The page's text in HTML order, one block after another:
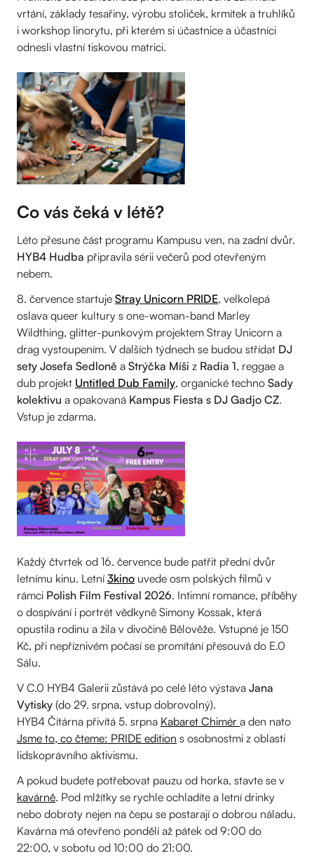
vrtání, základy tesařiny, výrobu stoliček, krmítek a truhlíků
i workshop linorytu, při kterém si účastnice a účastníci
odnesli vlastní tiskovou matrici.
Co vás čeká v létě?
Léto přesune část programu Kampusu ven, na zadní dvůr.
HYB4 Hudba připravila sérii večerů pod otevřeným
nebem.
8. července startuje Stray Unicorn PRIDE, velkolepá
oslava queer kultury s one-woman-band Marley
Wildthing, glitter-punkovým projektem Stray Unicorn a
drag vystoupením. V dalších týdnech se budou střídat DJ
sety Josefa Sedloně a Strýčka Míši z Radia 1, reggae a
dub projekt Untitled Dub Family, organické techno Sady
kolektivu a opakovaná Kampus Fiesta s DJ Gadjo CZ.
Vstup je zdarma.
Každý čtvrtek od 16. července bude patřit přední dvůr
letnímu kinu. Letní3kino uvede osm polských filmů v
rámci Polish Film Festival 2026. Intimní romance, příběhy
o dospívání i portrét vědkyně Simony Kossak, která
opustila rodinu a žila v divočině Bělověže. Vstupné je 150
Kč, při nepříznivém počasí se promítání přesouvá do E.0
Sálu.
V C.0 HYB4 Galerii zůstává po celé léto výstava Jana
Vytisky (do 29. srpna, vstup dobrovolný).
HYB4 Čítárna přivítá 5. srpna Kabaret Chimér a den nato
Jsme to, co čteme: PRIDE edition s osobnostmi z oblasti
lidskoprávního aktivismu.
A pokud budete potřebovat pauzu od horka, stavte se v
kavárně. Pod mlžítky se rychle ochladíte a letní drinky
nebo dobroty nejen na čepu se postarají o dobrou náladu.
Kavárna má otevřeno pondělí až pátek od 9:00 do
22:00, v sobotu od 10:00 do 21:00.